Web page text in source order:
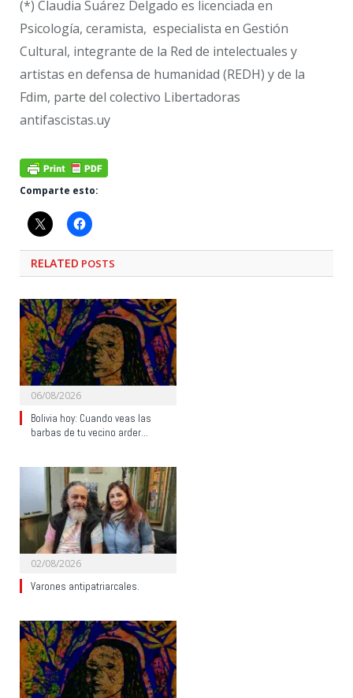
(*) Claudia Suárez Delgado es licenciada en
Psicología, ceramista, especialista en Gestión
Cultural, integrante de la Red de intelectuales y
artistas en defensa de humanidad (REDH) y de la
Fdim, parte del colectivo Libertadoras
antifascistas.uy
Comparte esto:
RELATED POSTS
06/08/2026
Bolivia hoy: Cuando veas las
barbas de tu vecino arder…
02/08/2026
Varones antipatriarcales.